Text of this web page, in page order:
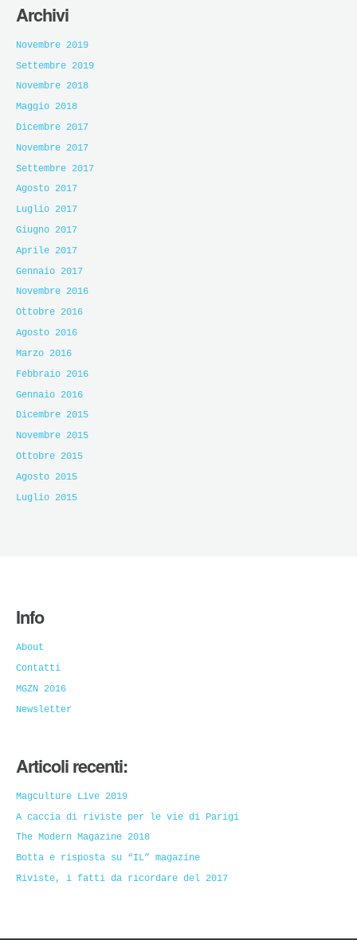
Archivi
Novembre 2019
Settembre 2019
Novembre 2018
Maggio 2018
Dicembre 2017
Novembre 2017
Settembre 2017
Agosto 2017
Luglio 2017
Giugno 2017
Aprile 2017
Gennaio 2017
Novembre 2016
Ottobre 2016
Agosto 2016
Marzo 2016
Febbraio 2016
Gennaio 2016
Dicembre 2015
Novembre 2015
Ottobre 2015
Agosto 2015
Luglio 2015
Info
About
Contatti
MGZN 2016
Newsletter
Articoli recenti:
Magculture Live 2019
A caccia di riviste per le vie di Parigi
The Modern Magazine 2018
Botta e risposta su “IL” magazine
Riviste, i fatti da ricordare del 2017